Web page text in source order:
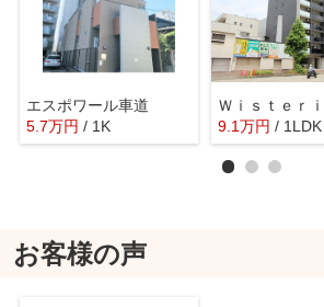
エスポワール車道
5.7万円 / 1K
Ｗｉｓｔｅｒ
9.1万円 / 1LDK
お客様の声